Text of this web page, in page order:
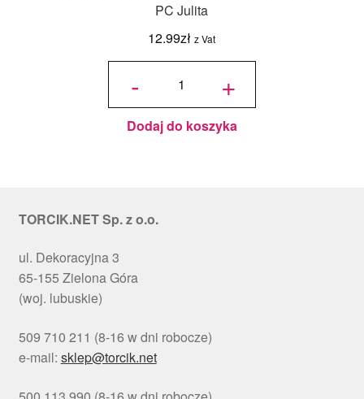
PC Julita
12.99zł z Vat
-
ilość
okrągły
Choinki
Ø 30
cm, h 1
cm - PC
+
Dodaj do koszyka
TORCIK.NET Sp. z o.o.
ul. Dekoracyjna 3
65-155 Zielona Góra
(woj. lubuskie)
509 710 211 (8-16 w dni robocze)
e-mail: sklep@torcik.net